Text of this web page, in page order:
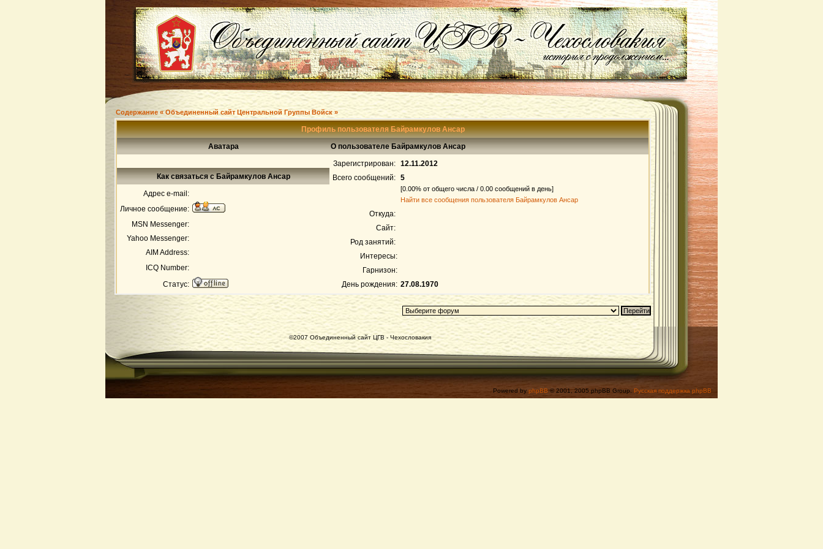
Содержание « Объединенный сайт Центральной Группы Войск »
Профиль пользователя Байрамкулов Ансар
Аватара
О пользователе Байрамкулов Ансар
Зарегистрирован: 12.11.2012
Всего сообщений: 5
[0.00% от общего числа / 0.00 сообщений в день]
Найти все сообщения пользователя Байрамкулов Ансар
Откуда:
Сайт:
Род занятий:
Интересы:
Гарнизон:
День рождения: 27.08.1970
Как связаться с Байрамкулов Ансар
Адрес e-mail:
Личное сообщение:
MSN Messenger:
Yahoo Messenger:
AIM Address:
ICQ Number:
Статус:
©2007 Объединенный сайт ЦГВ - Чехословакия
Powered by phpBB © 2001, 2005 phpBB Group, Русская поддержка phpBB